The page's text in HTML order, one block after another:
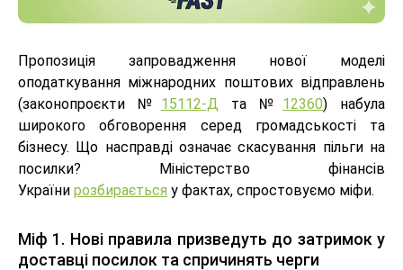
Пропозиція запровадження нової моделі
оподаткування міжнародних поштових відправлень
(законопроєкти № 15112-Д та № 12360) набула
широкого обговорення серед громадськості та
бізнесу. Що насправді означає скасування пільги на
посилки? Міністерство фінансів
України розбирається у фактах, спростовуємо міфи.
Міф 1. Нові правила призведуть до затримок у
доставці посилок та спричинять черги